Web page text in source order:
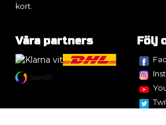
kort.
Våra partners Följ